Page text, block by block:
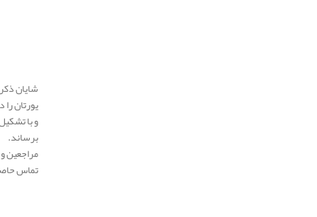
شایان
یورتان
و با
برساند.
مراجعین
تماس